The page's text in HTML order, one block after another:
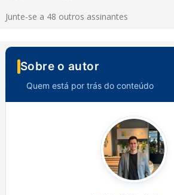
Junte-se a 48 outros assinantes
Sobre o autor
Quem está por trás do conteúdo